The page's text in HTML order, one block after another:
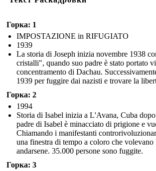
Горка: 1
IMPOSTAZIONE in RIFUGIATO
1939
La storia di Joseph inizia novembre 1938
cristalli", quando suo padre è stato portato
concentramento di Dachau.
1939 per fuggire dai nazisti e trovare la
Горка: 2
1994
Storia di Isabel inizia a L'Avana, Cuba
padre di Isabel è minacciato di prigione e
Chiamando i manifestanti
una finestra di tempo a coloro che volevano
andarsene. 35.000 persone sono fuggite.
Горка: 3